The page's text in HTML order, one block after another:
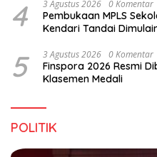
4 3 Agustus 2026 0 Komentar
Pembukaan MPLS
Kendari Tandai
5 3 Agustus 2026 0 Komentar
Finspora 2026 Resmi
Klasemen Medali
POLITIK